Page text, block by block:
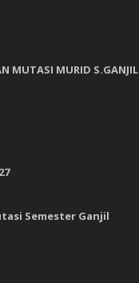
MUTASI MURID S.GANJIL
Semester Ganjil